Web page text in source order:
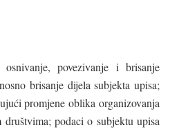
povezivanje i brisanje
brisanje dijela subjekta upisa;
promjene oblika organizovanja
podaci o subjektu upisa